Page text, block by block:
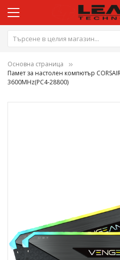
Основна страница
Памет за настолен компютър
3600MHz(PC4-28800)